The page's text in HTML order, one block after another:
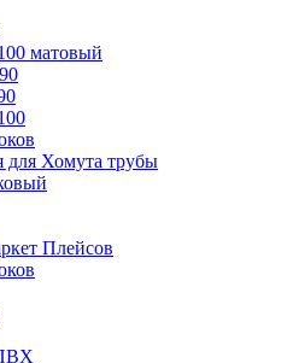
матовый
Хомута трубы
Плейсов